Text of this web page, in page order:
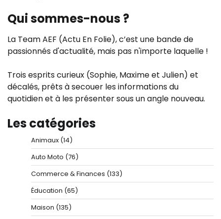
Qui sommes-nous ?
La Team AEF (Actu En Folie), c’est une bande de
passionnés d'actualité, mais pas n'importe laquelle !
Trois esprits curieux (Sophie, Maxime et Julien) et
décalés, prêts à secouer les informations du
quotidien et à les présenter sous un angle nouveau.
Les catégories
Animaux (14)
Auto Moto (76)
Commerce & Finances (133)
Éducation (65)
Maison (135)